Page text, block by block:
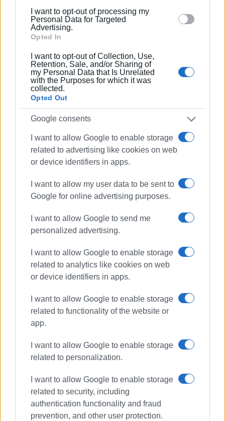
section.
I want to opt-out of processing my
Personal Data for Targeted
Advertising.
Opted In
I want to opt-out of Collection, Use,
Retention, Sale, and/or Sharing of
my Personal Data that Is Unrelated
with the Purposes for which it was
collected.
Opted Out
Google consents
I want to allow Google to enable storage
related to advertising like cookies on web
or device identifiers in apps.
I want to allow my user data to be sent to
Google for online advertising purposes.
I want to allow Google to send me
personalized advertising.
I want to allow Google to enable storage
related to analytics like cookies on web
or device identifiers in apps.
I want to allow Google to enable storage
related to functionality of the website or
app.
I want to allow Google to enable storage
related to personalization.
I want to allow Google to enable storage
related to security, including
authentication functionality and fraud
prevention, and other user protection.
FLASHBACK – BACKTRACE
Cine Orfeas
Μόνο Σάββατο, Κυριακή και
εβδομάδα 5-11/3